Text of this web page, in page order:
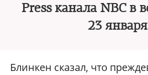
Press канала NBC в
23 января
Блинкен сказал, что